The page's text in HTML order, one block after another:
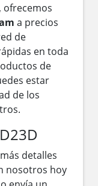
ofrecemos
a precios
de
en toda
de
estar
de los
detalles
nosotros hoy